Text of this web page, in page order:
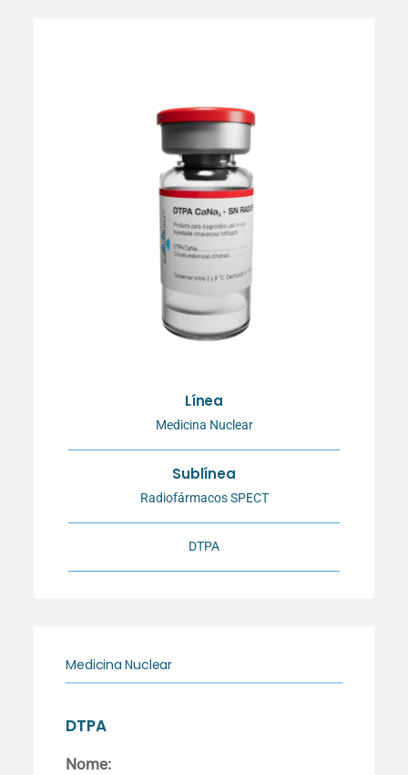
Línea
Medicina Nuclear
Sublínea
Radiofármacos SPECT
DTPA
Medicina Nuclear
DTPA
Nome: